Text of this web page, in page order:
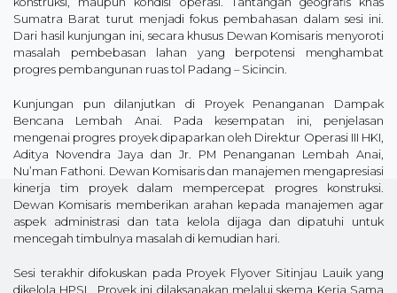
Sumatra Barat turut menjadi fokus pembahasan dalam sesi ini.
Dari hasil kunjungan ini, secara khusus Dewan Komisaris menyoroti
masalah pembebasan lahan yang berpotensi menghambat
progres pembangunan ruas tol Padang – Sicincin.
Kunjungan pun dilanjutkan di Proyek Penanganan Dampak
Bencana Lembah Anai. Pada kesempatan ini, penjelasan
mengenai progres proyek dipaparkan oleh Direktur Operasi III HKI,
Aditya Novendra Jaya dan Jr. PM Penanganan Lembah Anai,
Nu’man Fathoni. Dewan Komisaris dan manajemen mengapresiasi
kinerja tim proyek dalam mempercepat progres konstruksi.
Dewan Komisaris memberikan arahan kepada manajemen agar
aspek administrasi dan tata kelola dijaga dan dipatuhi untuk
mencegah timbulnya masalah di kemudian hari.
Sesi terakhir difokuskan pada Proyek Flyover Sitinjau Lauik yang
dikelola HPSL. Proyek ini dilaksanakan melalui skema Kerja Sama